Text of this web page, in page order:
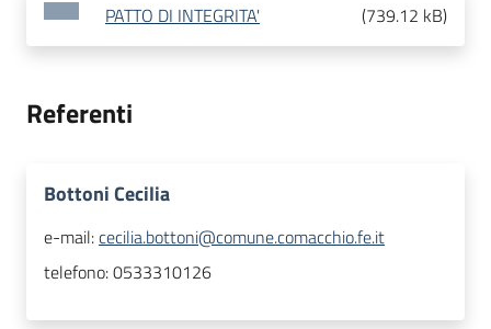
PATTO DI INTEGRITA' (739.12 kB)
Referenti
Bottoni Cecilia
e-mail:cecilia.bottoni@comune.comacchio.fe.it
telefono:0533310126